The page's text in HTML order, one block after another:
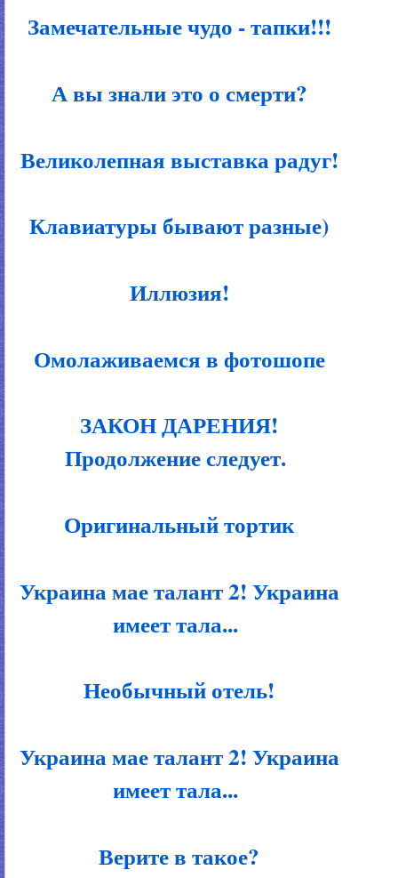
Замечательные чудо - тапки!!!
А вы знали это о смерти?
Великолепная выставка радуг!
Клавиатуры бывают разные)
Иллюзия!
Омолаживаемся в фотошопе
ЗАКОН ДАРЕНИЯ!
Продолжение следует.
Оригинальный тортик
Украина мае талант 2! Украина
имеет тала...
Необычный отель!
Украина мае талант 2! Украина
имеет тала...
Верите в такое?